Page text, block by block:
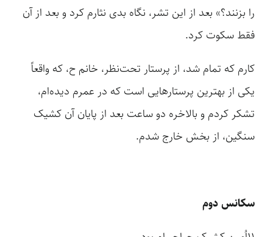
را بزنند؟» بعد از این تشر، نگاه بدی نثارم کرد و بعد از آن
فقط سکوت کرد.
کارم که تمام شد، از پرستار تحت‌نظر، خانم ح، که واقعاً
یکی از بهترین پرستارهایی است که در عمرم دیده‌ام،
تشکر کردم و بالاخره دو ساعت بعد از پایان آن کشیک
سنگین، از بخش خارج شدم.
سکانس دوم